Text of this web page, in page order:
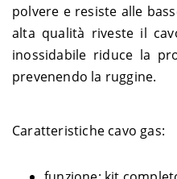
polvere e resiste alle
alta qualità riveste il
inossidabile riduce la
prevenendo la ruggine.
Caratteristiche cavo gas: